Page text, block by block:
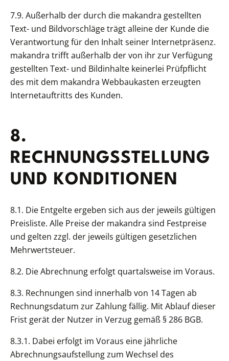
7.9. Außerhalb der durch die makandra gestellten
Text- und Bildvorschläge trägt alleine der Kunde die
Verantwortung für den Inhalt seiner Internetpräsenz.
makandra trifft außerhalb der von ihr zur Verfügung
gestellten Text- und Bildinhalte keinerlei Prüfpflicht
des mit dem makandra Webbaukasten erzeugten
Internetauftritts des Kunden.
8.
RECHNUNGSSTELLUNG
UND KONDITIONEN
8.1. Die Entgelte ergeben sich aus der jeweils gültigen
Preisliste. Alle Preise der makandra sind Festpreise
und gelten zzgl. der jeweils gültigen gesetzlichen
Mehrwertsteuer.
8.2. Die Abrechnung erfolgt quartalsweise im Voraus.
8.3. Rechnungen sind innerhalb von 14 Tagen ab
Rechnungsdatum zur Zahlung fällig. Mit Ablauf dieser
Frist gerät der Nutzer in Verzug gemäß § 286 BGB.
8.3.1. Dabei erfolgt im Voraus eine jährliche
Abrechnungsaufstellung zum Wechsel des